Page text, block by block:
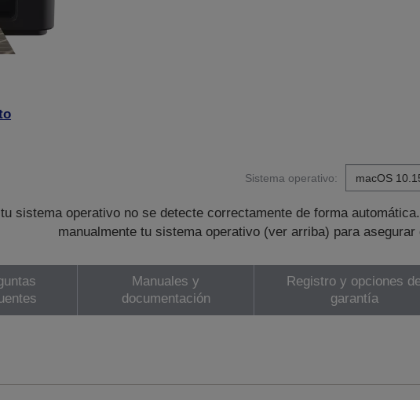
Sistema operativo:
sistema operativo no se detecte correctamente de forma
manualmente tu sistema operativo (ver arriba) para
Manuales y
documentación
Registro y opciones
garantía